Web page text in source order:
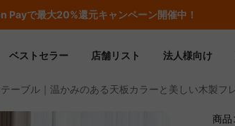
Payで最大20%還元キャンペーン開催中！
ベストセラー 店舗リスト 法人様向け
ブル｜温かみのある天板カラーと美しい木製フ
商